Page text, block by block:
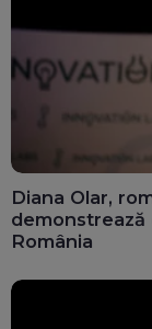
Diana Olar,
demonstrează
România